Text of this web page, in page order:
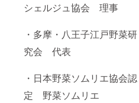
シェルジュ協会 理事
・多摩・八王子江戸野菜研
究会 代表
・日本野菜ソムリエ協会認
定 野菜ソムリエ